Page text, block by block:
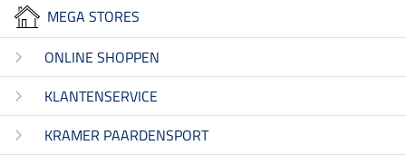
MEGA STORES
ONLINE SHOPPEN
KLANTENSERVICE
KRAMER PAARDENSPORT